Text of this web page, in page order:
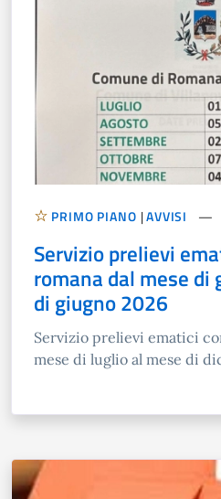
PRIMO PIANO |AVVISI
Servizio prelievi
romana dal mese di
di giugno 2026
Servizio prelievi ematici
mese di luglio al mese di